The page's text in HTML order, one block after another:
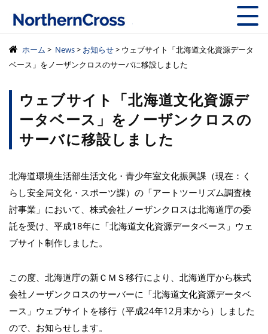
株式会社ノーザン
ホーム > News> お知らせ> ウェブサイト「北海道文化資源データ
ベース」をノーザンクロスのサーバに移設しました
ウェブサイト「北海道文化資源デ
ータベース」をノーザンクロスの
サーバに移設しました
北海道環境生活部生活文化・青少年室文化振興課（現在：く
らし安全局文化・スポーツ課）の「アートツーリズム調査検
討事業」において、株式会社ノーザンクロスは北海道庁の委
託を受け、平成18年に「北海道文化資源データベース」ウェ
ブサイト制作しました。
この度、北海道庁の新ＣＭＳ移行により、北海道庁から株式
会社ノーザンクロスのサーバーに「北海道文化資源データベ
ース」ウェブサイトを移行（平成24年12月末から）しました
ので、お知らせします。